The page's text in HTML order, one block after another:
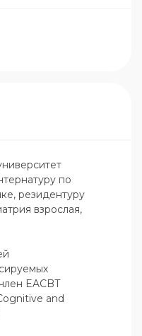
по
резидентуру
взрослая,
EACBT
and